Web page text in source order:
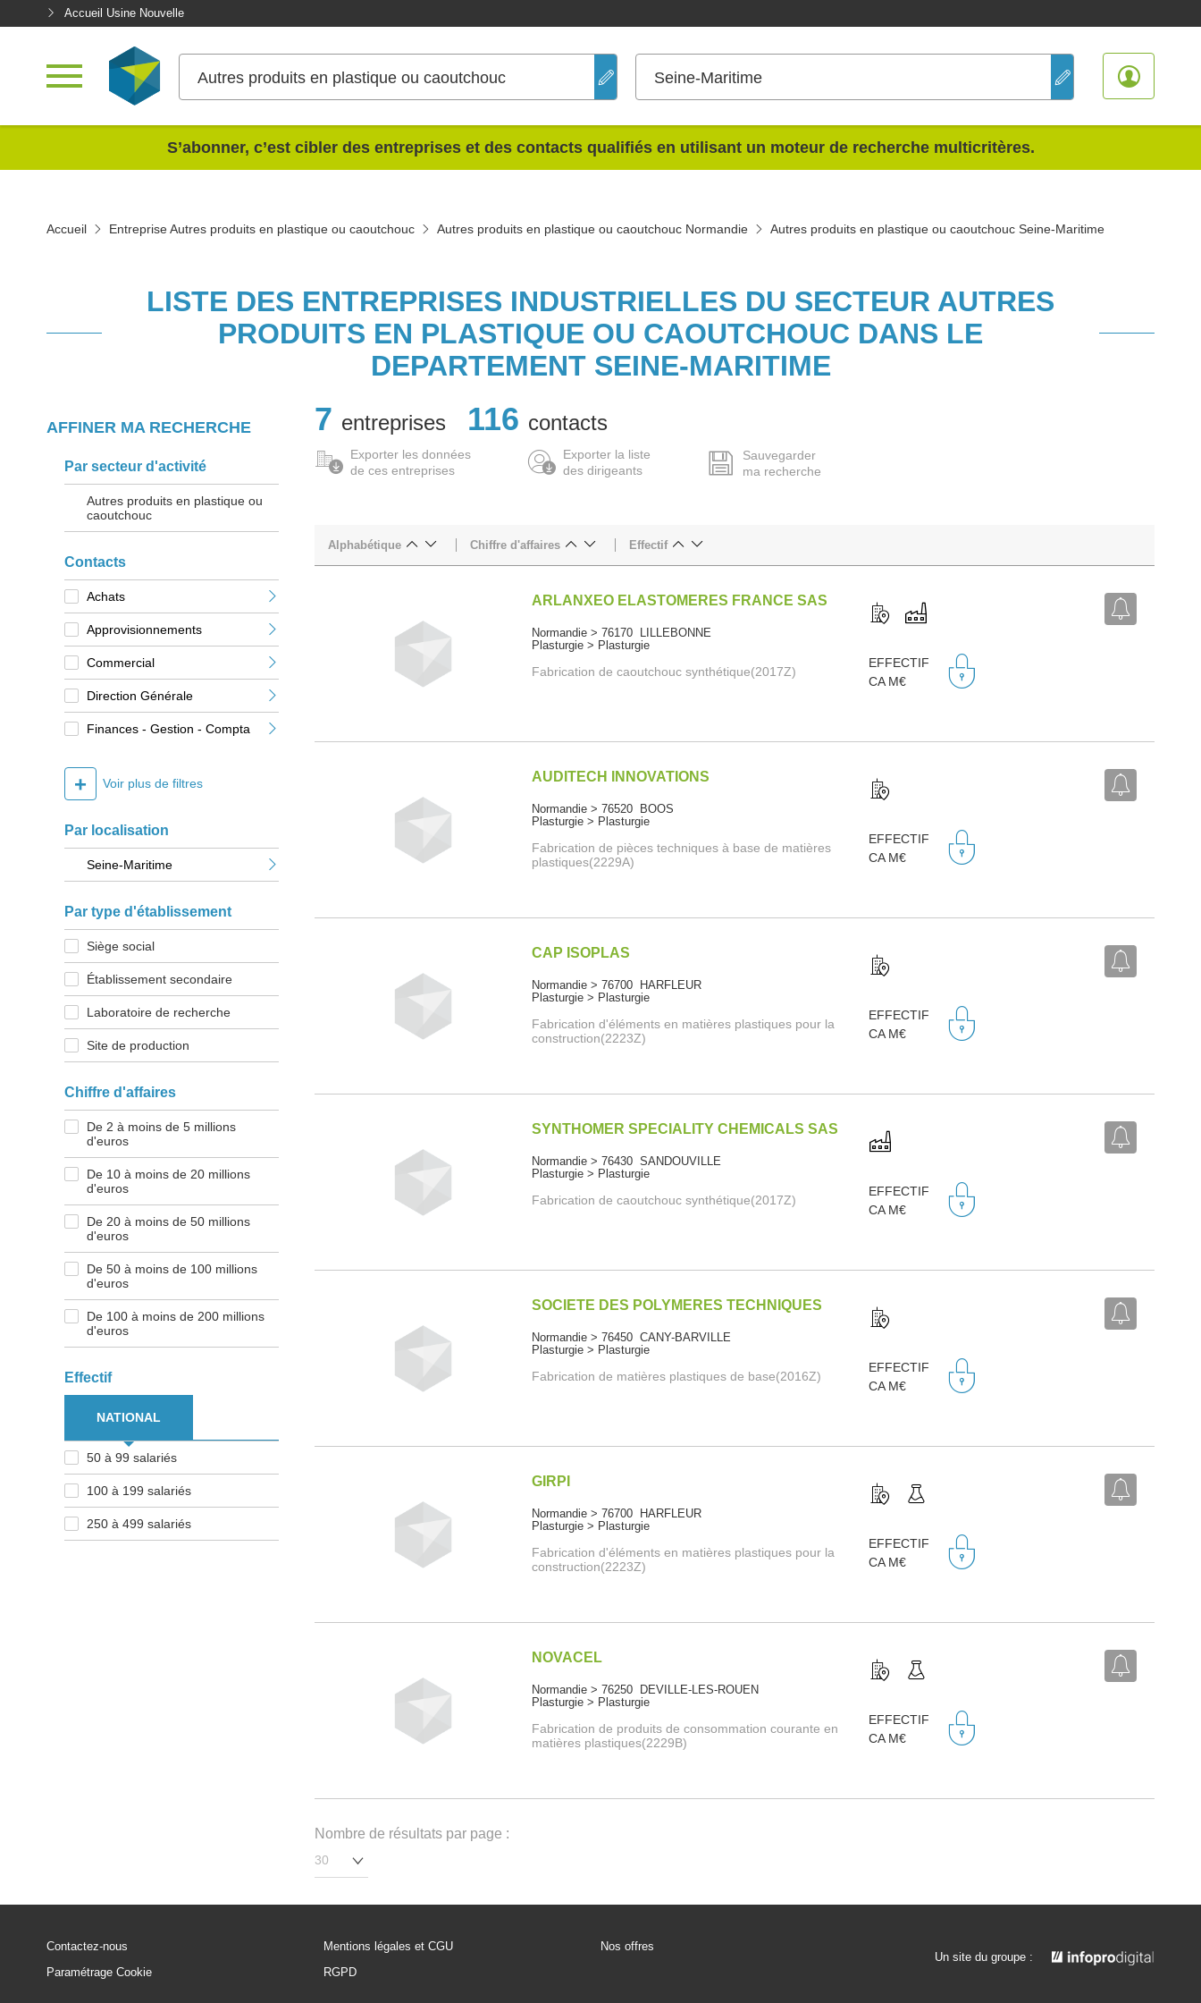
Accueil Usine Nouvelle
Autres produits en plastique ou caoutchouc Seine-Maritime
S’abonner, c’est cibler des entreprises et des contacts qualifiés en utilisant un moteur de recherche multicritères.
Accueil Entreprise Autres produits en plastique ou caoutchouc Autres produits en plastique ou caoutchouc Normandie Autres produits en plastique ou caoutchouc Seine-Maritime
LISTE DES ENTREPRISES INDUSTRIELLES DU SECTEUR AUTRES
PRODUITS EN PLASTIQUE OU CAOUTCHOUC DANS LE
DEPARTEMENT SEINE-MARITIME
AFFINER MA RECHERCHE
Par secteur d'activité
Autres produits en plastique ou
caoutchouc
Contacts
Achats
Approvisionnements
Commercial
Direction Générale
Finances - Gestion - Compta
+ Voir plus de filtres
Par localisation
Seine-Maritime
Par type d'établissement
Siège social
Établissement secondaire
Laboratoire de recherche
Site de production
Chiffre d'affaires
De 2 à moins de 5 millions
d'euros
De 10 à moins de 20 millions
d'euros
De 20 à moins de 50 millions
d'euros
De 50 à moins de 100 millions
d'euros
De 100 à moins de 200 millions
d'euros
Effectif
NATIONAL
50 à 99 salariés
100 à 199 salariés
250 à 499 salariés
7 entreprises 116 contacts
Exporter les données
de ces entreprises
Exporter la liste
des dirigeants
Sauvegarder
ma recherche
Alphabétique Chiffre d'affaires Effectif
ARLANXEO ELASTOMERES FRANCE SAS
Normandie > 76170 LILLEBONNE
Plasturgie > Plasturgie
Fabrication de caoutchouc synthétique(2017Z)
EFFECTIF
CA M€
AUDITECH INNOVATIONS
Normandie > 76520 BOOS
Plasturgie > Plasturgie
Fabrication de pièces techniques à base de matières
plastiques(2229A)
EFFECTIF
CA M€
CAP ISOPLAS
Normandie > 76700 HARFLEUR
Plasturgie > Plasturgie
Fabrication d'éléments en matières plastiques pour la
construction(2223Z)
EFFECTIF
CA M€
SYNTHOMER SPECIALITY CHEMICALS SAS
Normandie > 76430 SANDOUVILLE
Plasturgie > Plasturgie
Fabrication de caoutchouc synthétique(2017Z)
EFFECTIF
CA M€
SOCIETE DES POLYMERES TECHNIQUES
Normandie > 76450 CANY-BARVILLE
Plasturgie > Plasturgie
Fabrication de matières plastiques de base(2016Z)
EFFECTIF
CA M€
GIRPI
Normandie > 76700 HARFLEUR
Plasturgie > Plasturgie
Fabrication d'éléments en matières plastiques pour la
construction(2223Z)
EFFECTIF
CA M€
NOVACEL
Normandie > 76250 DEVILLE-LES-ROUEN
Plasturgie > Plasturgie
Fabrication de produits de consommation courante en
matières plastiques(2229B)
EFFECTIF
CA M€
Nombre de résultats par page :
Contactez-nous
Paramétrage Cookie
Mentions légales et CGU
RGPD
Nos offres
Un site du groupe :